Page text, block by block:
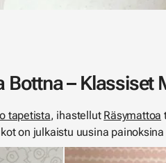
Bottna –
tapetista, ihastellut Räsymattoa
on julkaistu uusina